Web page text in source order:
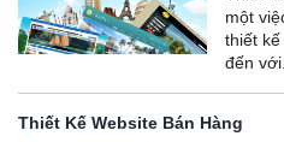
một
thiết
đến
Thiết Kế Website Bán Hàng